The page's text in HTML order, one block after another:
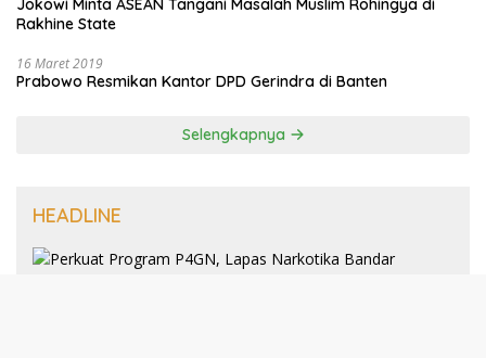
Jokowi Minta ASEAN Tangani Masalah Muslim Rohingya di
Rakhine State
16 Maret 2019
Prabowo Resmikan Kantor DPD Gerindra di Banten
Selengkapnya
HEADLINE